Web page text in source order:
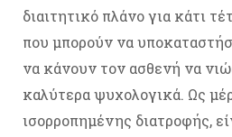
διαιτητικό πλάνο για κάτι
που μπορούν να
να κάνουν τον ασθενή να
καλύτερα ψυχολογικά. Ως
ισορροπημένης διατροφής,